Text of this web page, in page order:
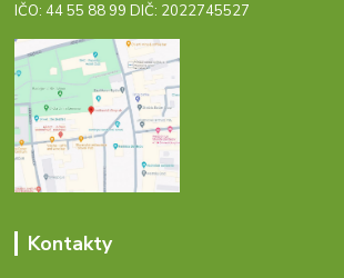
IČO: 44 55 88 99 DIČ: 2022745527
Kontakty